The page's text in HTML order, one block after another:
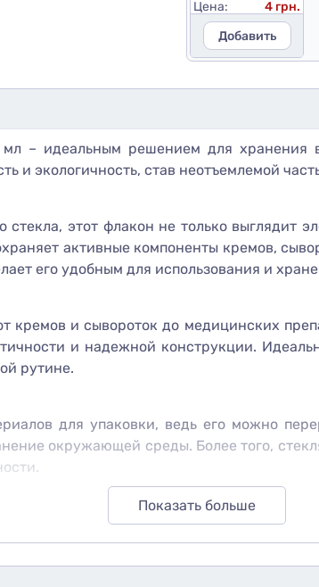
Цена:
4 грн.
Добавить
– идеальным решением для
и экологичность, став неотъемлемой
стекла, этот флакон не только
активные компоненты кремов,
его удобным для использования и
кремов и сывороток до медицинских
и надежной конструкции.
рутине.
для упаковки, ведь его можно
окружающей среды. Более того,
что обеспечивает простоту
ей стильный вид. Дополнительно
Показать больше